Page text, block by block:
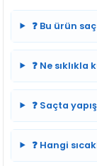
❓ Bu ürün
❓ Ne
❓ Saçta
❓ Hangi